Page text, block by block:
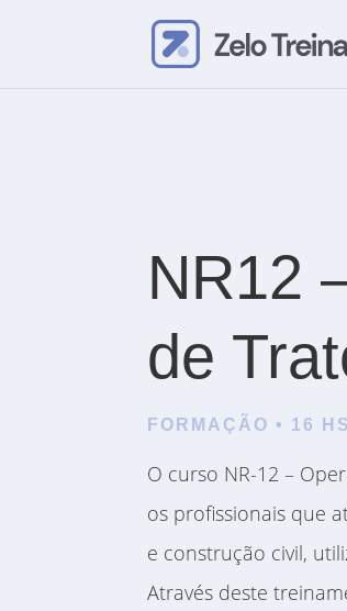
NR12
de
FORMAÇÃO • 16
O curso NR-12 –
os profissionais que
e construção civil,
Através deste